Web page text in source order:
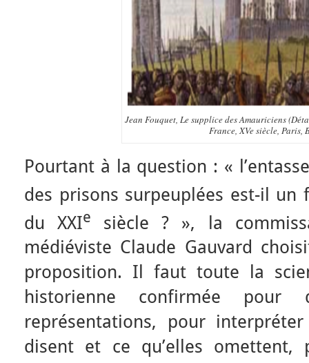
Jean Fouquet, Le supplice des Amauriciens
France, XVe siècle, Paris,
Pourtant à la question : «
des prisons surpeuplées est-il un
du XXIe
siècle ? », la
médiéviste Claude Gauvard
proposition. Il faut toute la
historienne confirmée pour
représentations, pour
disent et ce qu’elles omettent,